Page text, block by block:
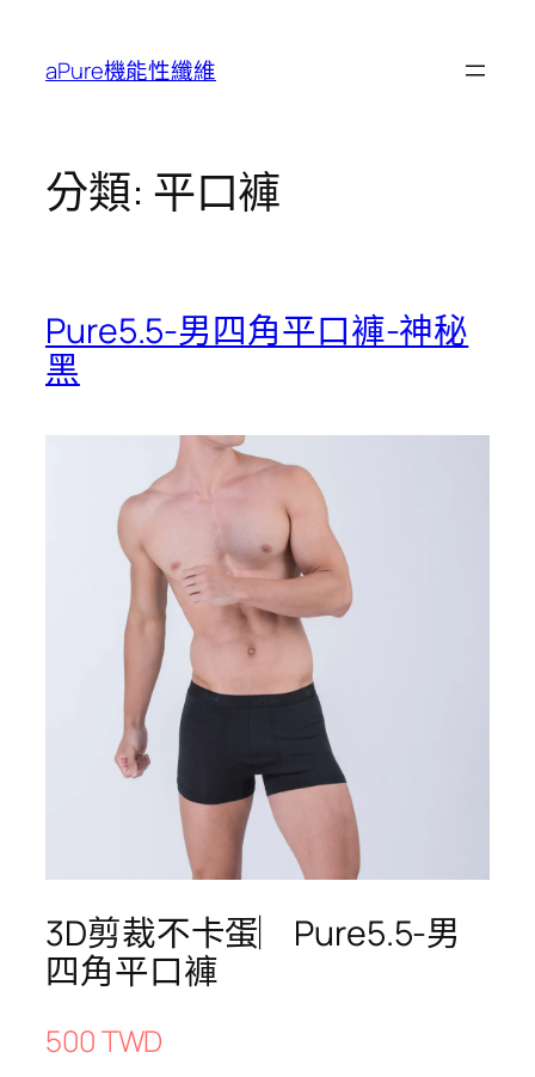
aPure機能性纖維
分類: 平口褲
Pure5.5-男四角平口褲-神秘
黑
3D剪裁不卡蛋︳Pure5.5-男
四角平口褲
500 TWD